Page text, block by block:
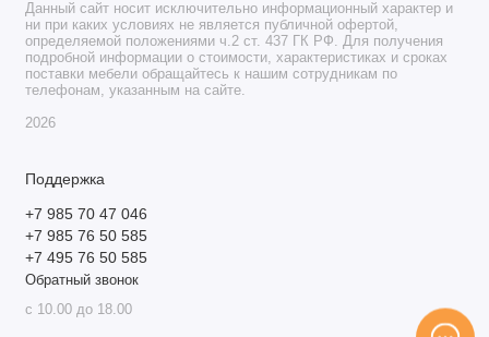
Данный сайт носит исключительно информационный характер и
ни при каких условиях не является публичной офертой,
определяемой положениями ч.2 ст. 437 ГК РФ. Для получения
подробной информации о стоимости, характеристиках и сроках
поставки мебели обращайтесь к нашим сотрудникам по
телефонам, указанным на сайте.
2026
Поддержка
+7 985 70 47 046
+7 985 76 50 585
+7 495 76 50 585
Обратный звонок
с 10.00 до 18.00